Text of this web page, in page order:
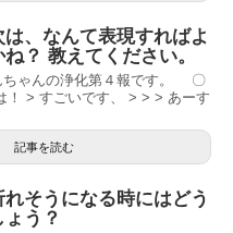
、なんて表現すればよ
？ 教えてください。
ゃんの浄化第４報です。 〇
> すごいです、 > > > あーす
記事を読む
そうになる時にはどう
う？